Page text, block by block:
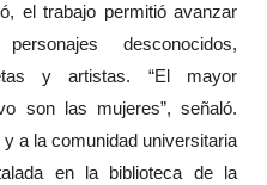
el trabajo permitió avanzar
desconocidos,
y artistas. “El mayor
son las mujeres”, señaló.
a la comunidad universitaria
en la biblioteca de la